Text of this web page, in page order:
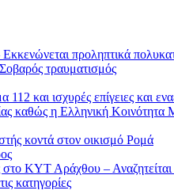
προληπτικά
τραυματισμός
και ισχυρές επίγειες και
καθώς η Ελληνική
κοντά στον οικισμό Ρομά
ΚΥΤ Αράχθου – Αναζητείται
κατηγορίες